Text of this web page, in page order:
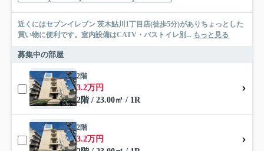
近くにはセブンイレブン 茨木鮎川1丁目店(徒歩5分)がありちょっとした
買い物に便利です。室内設備はCATV・バストイレ別... もっと見る
募集中の部屋
2階
3.2万円
2階 / 23.00㎡ / 1R
2階
3.2万円